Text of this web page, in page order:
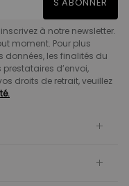
S'ABONNER
à notre newsletter.
moment. Pour plus
données, les finalités du
d’envoi,
droits de retrait, veuillez